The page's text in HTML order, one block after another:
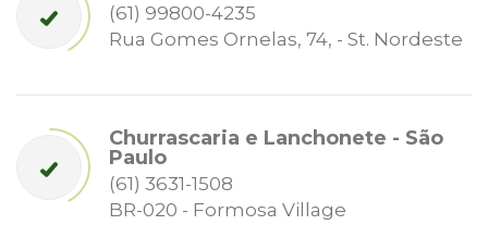
(61) 99800-4235
Rua Gomes Ornelas, 74, - St. Nordeste
Churrascaria e Lanchonete - São
Paulo
(61) 3631-1508
BR-020 - Formosa Village